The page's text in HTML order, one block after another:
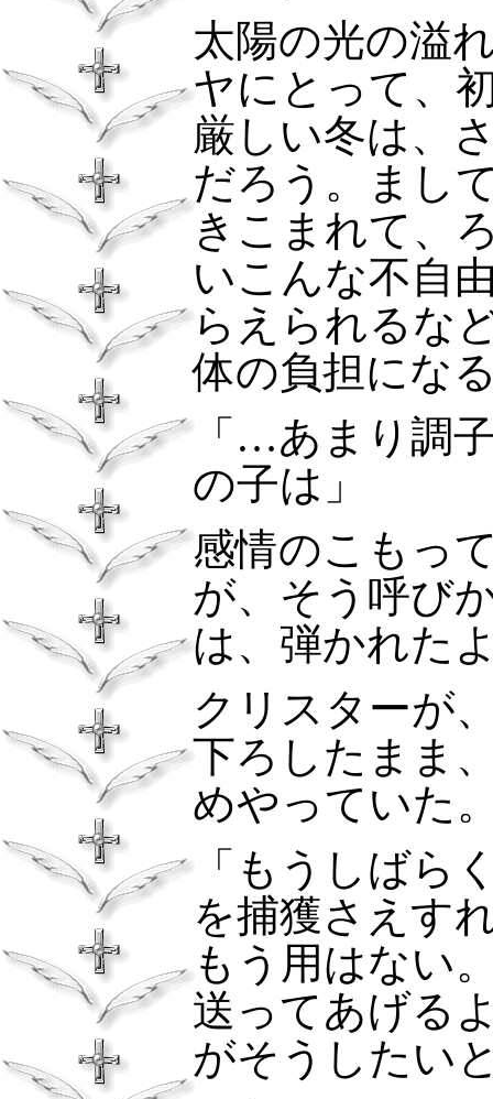
太陽の光の溢
ヤにとって、
厳しい冬は、
だろう。まし
きこまれて、
いこんな不自
らえられるな
体の負担にな
「…あまり調
の子は」
感情のこもっ
が、そう呼び
は、弾かれた
クリスターが
下ろしたまま
めやっていた
「もうしばら
を捕獲さえす
もう用はない
送ってあげる
がそうしたい